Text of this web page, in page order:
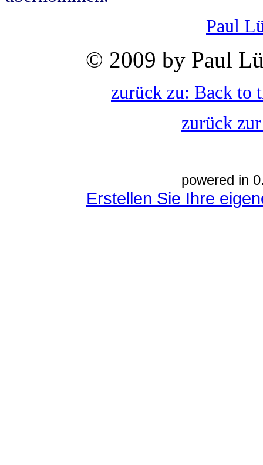
Paul
© 2009 by Paul
zurück zu: Back to
zurück
powered in
Erstellen Sie Ihre